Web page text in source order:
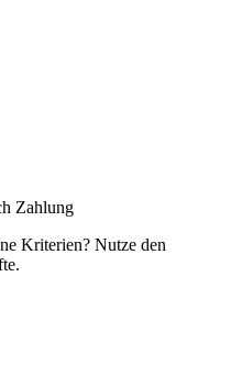
Zahlung
Kriterien? Nutze den
.